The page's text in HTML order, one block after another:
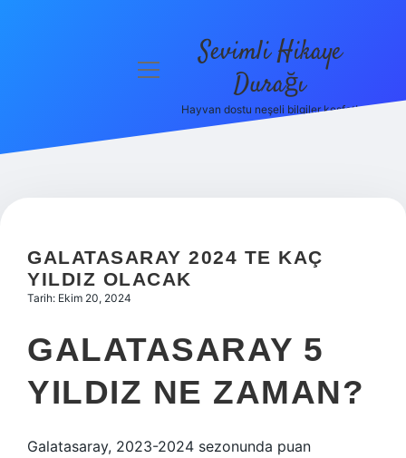
Hakkımızda
menüyü
Sevimli Hikaye
Durağı
Hayvan dostu neşeli bilgiler keşfet!
GALATASARAY 2024 TE KAÇ
YILDIZ OLACAK
Tarih: Ekim 20, 2024
GALATASARAY 5
YILDIZ NE ZAMAN?
Galatasaray, 2023-2024 sezonunda puan